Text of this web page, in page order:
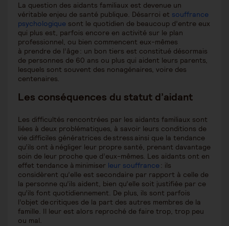
La question des aidants familiaux est devenue un
véritable enjeu de santé publique. Désarroi et souffrance
psychologique sont le quotidien de beaucoup d’entre eux
qui plus est, parfois encore en activité sur le plan
professionnel, ou bien commencent eux-mêmes
à prendre de l’âge : un bon tiers est constitué désormais
de personnes de 60 ans ou plus qui aident leurs parents,
lesquels sont souvent des nonagénaires, voire des
centenaires.
Les conséquences du statut d’aidant
Les difficultés rencontrées par les aidants familiaux sont
liées à deux problématiques, à savoir leurs conditions de
vie difficiles génératrices de stress ainsi que la tendance
qu’ils ont à négliger leur propre santé, prenant davantage
soin de leur proche que d’eux-mêmes. Les aidants ont en
effet tendance à minimiser leur souffrance: ils
considèrent qu’elle est secondaire par rapport à celle de
la personne qu’ils aident, bien qu’elle soit justifiée par ce
qu’ils font quotidiennement. De plus, ils sont parfois
l’objet de critiques de la part des autres membres de la
famille. Il leur est alors reproché de faire trop, trop peu
ou mal.